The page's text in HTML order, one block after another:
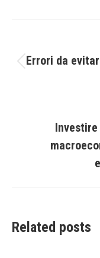
traErrori da
Related posts